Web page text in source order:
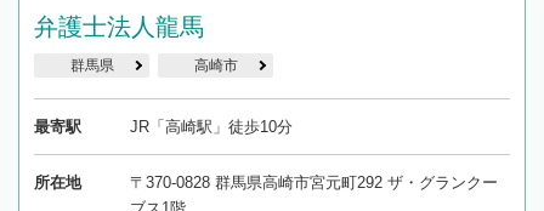
弁護士法人龍馬
群馬県 高崎市
最寄駅 JR「高崎駅」徒歩10分
所在地
〒370-0828 群馬県高崎市宮元町292 ザ・グランクー